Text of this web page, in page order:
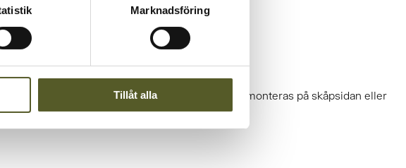
Marknadsföring
Tillåt alla
skåp står stadigt med hjälp av ett stativ som monteras på skåpsidan eller
för lådor.